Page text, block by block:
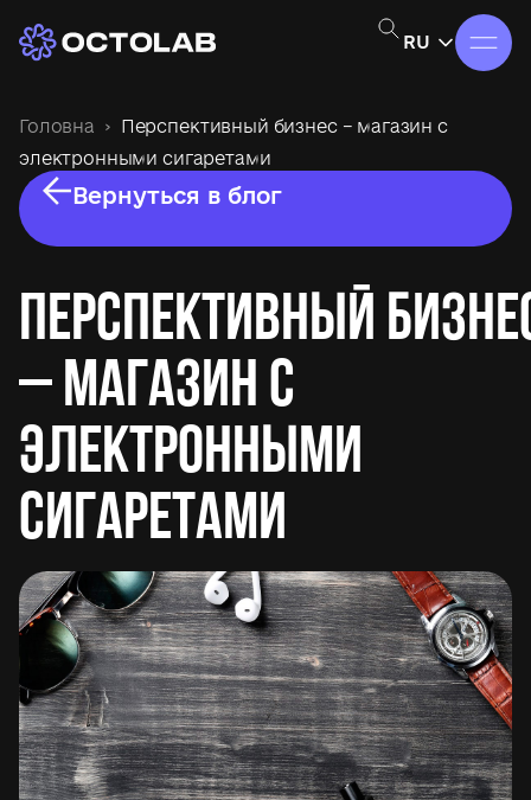
RU
Вернуться в блог
Головна
Перспективный бизнес – магазин с
электронными сигаретами
Перспективный
– магазин с
электронными
сигаретами